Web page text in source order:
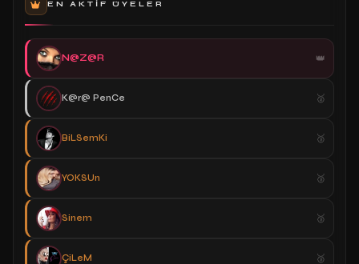
EN AKTIF ÜYELER
N@Z@R
K@r@ PenCe
BiLSemKi
YOKSUn
Sinem
ÇiLeM